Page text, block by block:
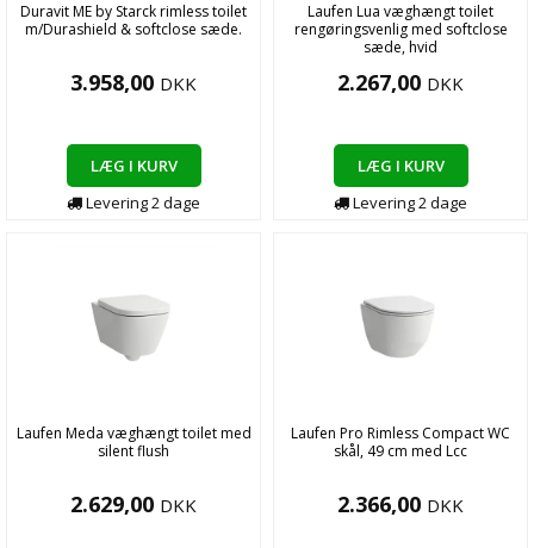
Duravit ME by Starck rimless toilet
m/Durashield & softclose sæde.
3.958,00 DKK
LÆG I KURV
Levering2dage
Laufen Lua væghængt toilet
rengøringsvenlig med softclose
sæde, hvid
2.267,00 DKK
LÆG I KURV
Levering2dage
Laufen Meda væghængt toilet med
silent flush
2.629,00 DKK
Laufen Pro Rimless Compact WC
skål, 49 cm med Lcc
2.366,00 DKK